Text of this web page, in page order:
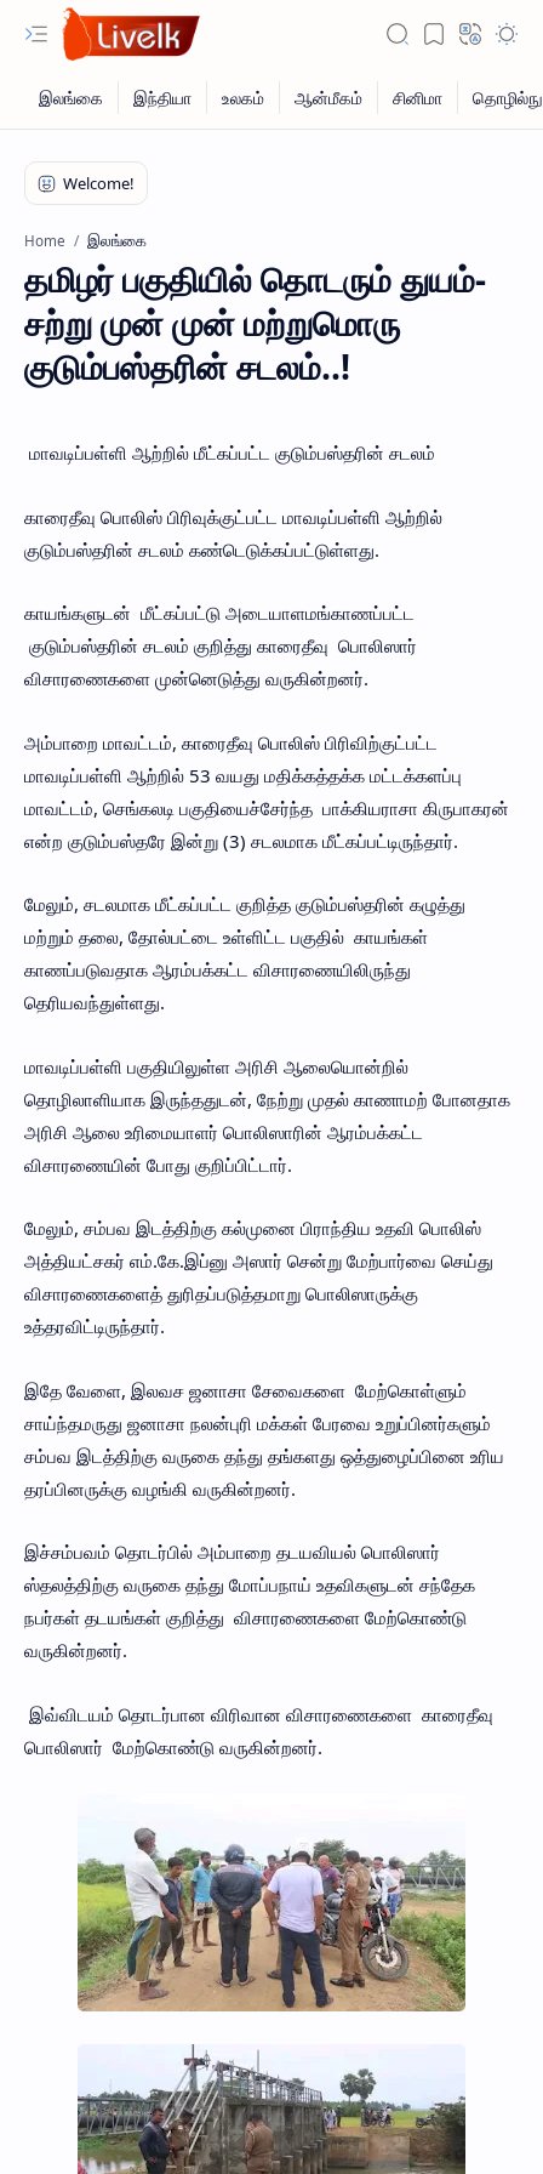
Home இலங்கை
தமிழர் பகுதியில் தொடரும் துயம்-
சற்று முன் முன் மற்றுமொரு
குடும்பஸ்தரின் சடலம்..!
மாவடிப்பள்ளி ஆற்றில் மீட்கப்பட்ட குடும்பஸ்தரின் சடலம்
காரைதீவு பொலிஸ் பிரிவுக்குட்பட்ட மாவடிப்பள்ளி ஆற்றில்
குடும்பஸ்தரின் சடலம் கண்டெடுக்கப்பட்டுள்ளது.
காயங்களுடன் மீட்கப்பட்டு அடையாளமங்காணப்பட்ட
குடும்பஸ்தரின் சடலம் குறித்து காரைதீவு பொலிஸார்
விசாரணைகளை முன்னெடுத்து வருகின்றனர்.
அம்பாறை மாவட்டம், காரைதீவு பொலிஸ் பிரிவிற்குட்பட்ட
மாவடிப்பள்ளி ஆற்றில் 53 வயது மதிக்கத்தக்க மட்டக்களப்பு
மாவட்டம், செங்கலடி பகுதியைச்சேர்ந்த பாக்கியராசா கிருபாகரன்
என்ற குடும்பஸ்தரே இன்று (3) சடலமாக மீட்கப்பட்டிருந்தார்.
மேலும், சடலமாக மீட்கப்பட்ட குறித்த குடும்பஸ்தரின் கழுத்து
மற்றும் தலை, தோல்பட்டை உள்ளிட்ட பகுதில் காயங்கள்
காணப்படுவதாக ஆரம்பக்கட்ட விசாரணையிலிருந்து
தெரியவந்துள்ளது.
மாவடிப்பள்ளி பகுதியிலுள்ள அரிசி ஆலையொன்றில்
தொழிலாளியாக இருந்ததுடன், நேற்று முதல் காணாமற் போனதாக
அரிசி ஆலை உரிமையாளர் பொலிஸாரின் ஆரம்பக்கட்ட
விசாரணையின் போது குறிப்பிட்டார்.
மேலும், சம்பவ இடத்திற்கு கல்முனை பிராந்திய உதவி பொலிஸ்
அத்தியட்சகர் எம்.கே.இப்னு அஸார் சென்று மேற்பார்வை செய்து
விசாரணைகளைத் துரிதப்படுத்தமாறு பொலிஸாருக்கு
உத்தரவிட்டிருந்தார்.
இதே வேளை, இலவச ஜனாசா சேவைகளை மேற்கொள்ளும்
சாய்ந்தமருது ஜனாசா நலன்புரி மக்கள் பேரவை உறுப்பினர்களும்
சம்பவ இடத்திற்கு வருகை தந்து தங்களது ஒத்துழைப்பினை உரிய
தரப்பினருக்கு வழங்கி வருகின்றனர்.
இச்சம்பவம் தொடர்பில் அம்பாறை தடயவியல் பொலிஸார்
ஸ்தலத்திற்கு வருகை தந்து மோப்பநாய் உதவிகளுடன் சந்தேக
நபர்கள் தடயங்கள் குறித்து விசாரணைகளை மேற்கொண்டு
வருகின்றனர்.
இவ்விடயம் தொடர்பான விரிவான விசாரணைகளை காரைதீவு
பொலிஸார் மேற்கொண்டு வருகின்றனர்.